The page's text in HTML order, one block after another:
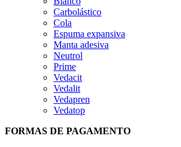
Carbolástico
Cola
Espuma expansiva
Manta adesiva
Neutrol
Prime
Vedacit
Vedalit
Vedapren
Vedatop
FORMAS DE PAGAMENTO